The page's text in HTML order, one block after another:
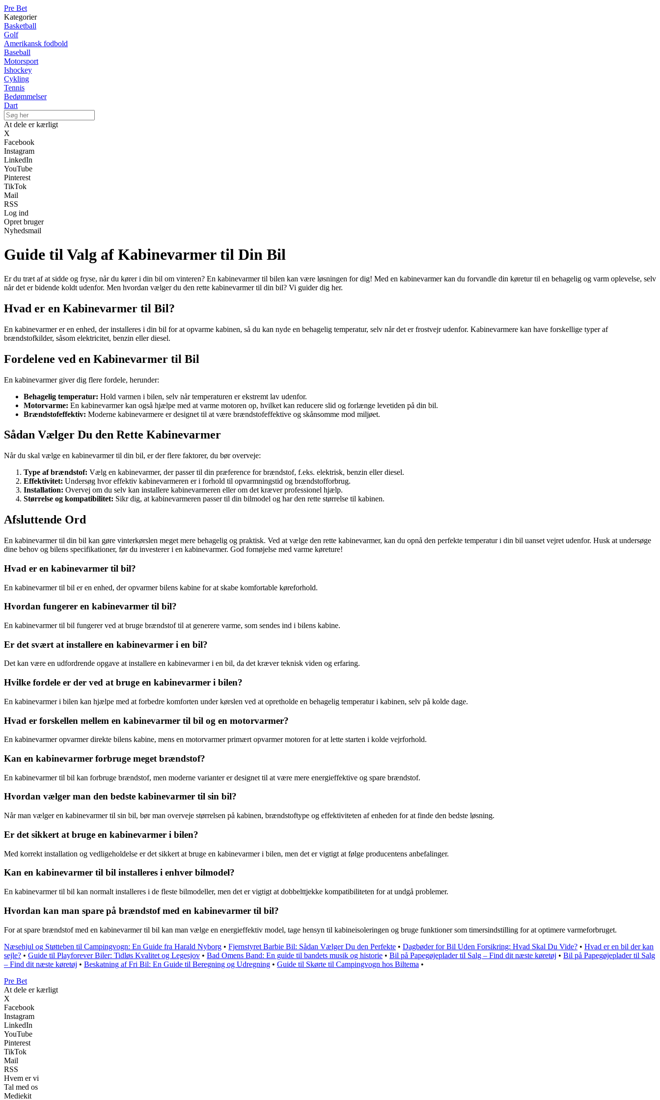
Pre Bet
Kategorier
Basketball
Golf
Amerikansk fodbold
Baseball
Motorsport
Ishockey
Cykling
Tennis
Bedømmelser
Dart
At dele er kærligt
X
Facebook
Instagram
LinkedIn
YouTube
Pinterest
TikTok
Mail
RSS
Log ind
Opret bruger
Nyhedsmail
Guide til Valg af Kabinevarmer til Din Bil
Er du træt af at sidde og fryse, når du kører i din bil om vinteren? En kabinevarmer til bilen kan være løsningen for dig! Med en kabinevarmer kan du forvandle din køretur til en behagelig og varm oplevelse, selv
når det er bidende koldt udenfor. Men hvordan vælger du den rette kabinevarmer til din bil? Vi guider dig her.
Hvad er en Kabinevarmer til Bil?
En kabinevarmer er en enhed, der installeres i din bil for at opvarme kabinen, så du kan nyde en behagelig temperatur, selv når det er frostvejr udenfor. Kabinevarmere kan have forskellige typer af
brændstofkilder, såsom elektricitet, benzin eller diesel.
Fordelene ved en Kabinevarmer til Bil
En kabinevarmer giver dig flere fordele, herunder:
Behagelig temperatur: Hold varmen i bilen, selv når temperaturen er ekstremt lav udenfor.
Motorvarme: En kabinevarmer kan også hjælpe med at varme motoren op, hvilket kan reducere slid og forlænge levetiden på din bil.
Brændstofeffektiv: Moderne kabinevarmere er designet til at være brændstofeffektive og skånsomme mod miljøet.
Sådan Vælger Du den Rette Kabinevarmer
Når du skal vælge en kabinevarmer til din bil, er der flere faktorer, du bør overveje:
Type af brændstof: Vælg en kabinevarmer, der passer til din præference for brændstof, f.eks. elektrisk, benzin eller diesel.
Effektivitet: Undersøg hvor effektiv kabinevarmeren er i forhold til opvarmningstid og brændstofforbrug.
Installation: Overvej om du selv kan installere kabinevarmeren eller om det kræver professionel hjælp.
Størrelse og kompatibilitet: Sikr dig, at kabinevarmeren passer til din bilmodel og har den rette størrelse til kabinen.
Afsluttende Ord
En kabinevarmer til din bil kan gøre vinterkørslen meget mere behagelig og praktisk. Ved at vælge den rette kabinevarmer, kan du opnå den perfekte temperatur i din bil uanset vejret udenfor. Husk at undersøge
dine behov og bilens specifikationer, før du investerer i en kabinevarmer. God fornøjelse med varme køreture!
Hvad er en kabinevarmer til bil?
En kabinevarmer til bil er en enhed, der opvarmer bilens kabine for at skabe komfortable køreforhold.
Hvordan fungerer en kabinevarmer til bil?
En kabinevarmer til bil fungerer ved at bruge brændstof til at generere varme, som sendes ind i bilens kabine.
Er det svært at installere en kabinevarmer i en bil?
Det kan være en udfordrende opgave at installere en kabinevarmer i en bil, da det kræver teknisk viden og erfaring.
Hvilke fordele er der ved at bruge en kabinevarmer i bilen?
En kabinevarmer i bilen kan hjælpe med at forbedre komforten under kørslen ved at opretholde en behagelig temperatur i kabinen, selv på kolde dage.
Hvad er forskellen mellem en kabinevarmer til bil og en motorvarmer?
En kabinevarmer opvarmer direkte bilens kabine, mens en motorvarmer primært opvarmer motoren for at lette starten i kolde vejrforhold.
Kan en kabinevarmer forbruge meget brændstof?
En kabinevarmer til bil kan forbruge brændstof, men moderne varianter er designet til at være mere energieffektive og spare brændstof.
Hvordan vælger man den bedste kabinevarmer til sin bil?
Når man vælger en kabinevarmer til sin bil, bør man overveje størrelsen på kabinen, brændstoftype og effektiviteten af enheden for at finde den bedste løsning.
Er det sikkert at bruge en kabinevarmer i bilen?
Med korrekt installation og vedligeholdelse er det sikkert at bruge en kabinevarmer i bilen, men det er vigtigt at følge producentens anbefalinger.
Kan en kabinevarmer til bil installeres i enhver bilmodel?
En kabinevarmer til bil kan normalt installeres i de fleste bilmodeller, men det er vigtigt at dobbelttjekke kompatibiliteten for at undgå problemer.
Hvordan kan man spare på brændstof med en kabinevarmer til bil?
For at spare brændstof med en kabinevarmer til bil kan man vælge en energieffektiv model, tage hensyn til kabineisoleringen og bruge funktioner som timersindstilling for at optimere varmeforbruget.
Næsehjul og Støtteben til Campingvogn: En Guide fra Harald Nyborg • Fjernstyret Barbie Bil: Sådan Vælger Du den Perfekte • Dagbøder for Bil Uden Forsikring: Hvad Skal Du Vide? • Hvad er en bil der kan
sejle? • Guide til Playforever Biler: Tidløs Kvalitet og Legesjov • Bad Omens Band: En guide til bandets musik og historie • Bil på Papegøjeplader til Salg – Find dit næste køretøj • Bil på Papegøjeplader til Salg
– Find dit næste køretøj • Beskatning af Fri Bil: En Guide til Beregning og Udregning • Guide til Skørte til Campingvogn hos Biltema •
Pre Bet
At dele er kærligt
X
Facebook
Instagram
LinkedIn
YouTube
Pinterest
TikTok
Mail
RSS
Hvem er vi
Tal med os
Mediekit